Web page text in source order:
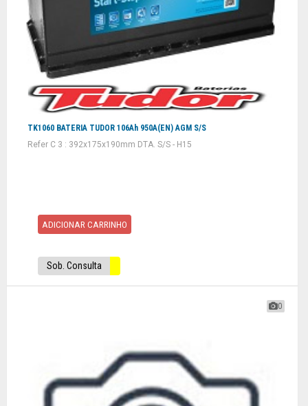
TK1060 BATERIA TUDOR 106Ah 950A(EN) AGM S/S
Refer C 3 : 392x175x190mm DTA. S/S - H15
ADICIONAR CARRINHO
Sob. Consulta
0